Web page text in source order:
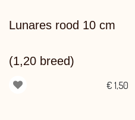
Lunares rood 10 cm
(1,20 breed)
€ 1,50